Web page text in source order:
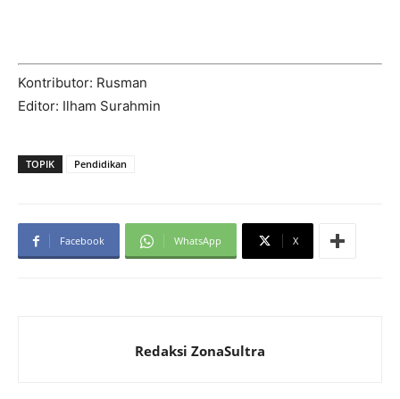
Kontributor: Rusman
Editor: Ilham Surahmin
TOPIK Pendidikan
Facebook WhatsApp X
Redaksi ZonaSultra